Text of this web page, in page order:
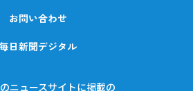
お問い合わせ
毎日新聞デジタル
ニュースサイトに掲載の